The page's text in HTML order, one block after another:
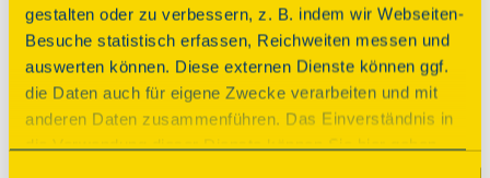
gestalten oder zu verbessern, z. B. indem wir Webseiten-
Besuche statistisch erfassen, Reichweiten messen und
auswerten können. Diese externen Dienste können ggf.
die Daten auch für eigene Zwecke verarbeiten und mit
anderen Daten zusammenführen. Das Einverständnis in
die Verwendung dieser Dienste können Sie hier geben.